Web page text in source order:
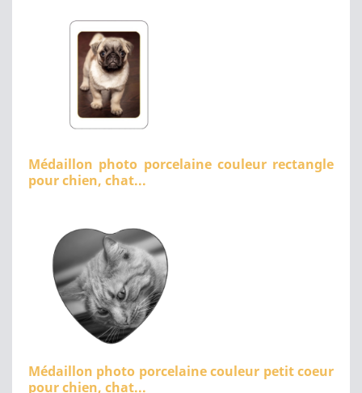
Médaillon photo porcelaine couleur rectangle
pour chien, chat...
Médaillon photo porcelaine couleur petit coeur
pour chien, chat...